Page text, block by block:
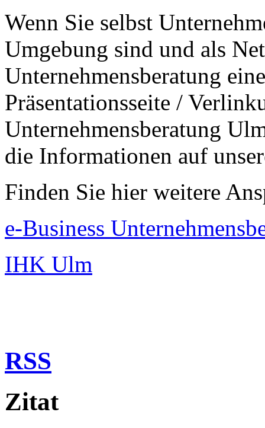
Wenn Sie selbst
Umgebung sind und als
Unternehmensberatung
Präsentationsseite /
Unternehmensberatung
die Informationen auf
Finden Sie hier weitere
e-Business
IHK Ulm
RSS
Zitat